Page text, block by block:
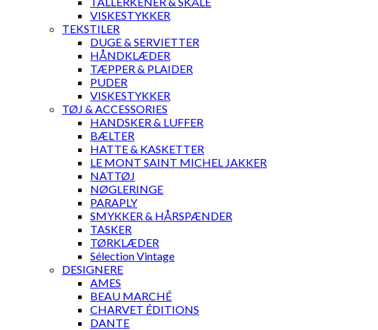
VISKESTYKKER
TEKSTILER
DUGE & SERVIETTER
HÅNDKLÆDER
TÆPPER & PLAIDER
PUDER
VISKESTYKKER
TØJ & ACCESSORIES
HANDSKER & LUFFER
BÆLTER
HATTE & KASKETTER
LE MONT SAINT MICHEL JAKKER
NATTØJ
NØGLERINGE
PARAPLY
SMYKKER & HÅRSPÆNDER
TASKER
TØRKLÆDER
Sélection Vintage
DESIGNERE
AMES
BEAU MARCHÉ
CHARVET ÉDITIONS
DANTE